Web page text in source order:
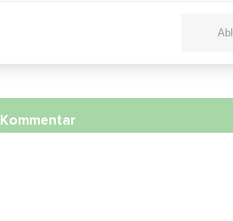
Kommentar